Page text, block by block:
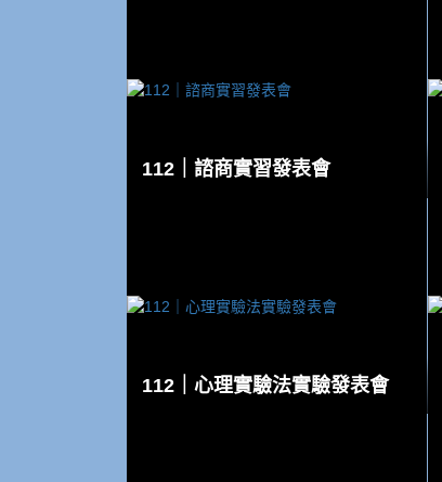
112｜諮商實習發表會
112｜心理實驗法實驗發表會